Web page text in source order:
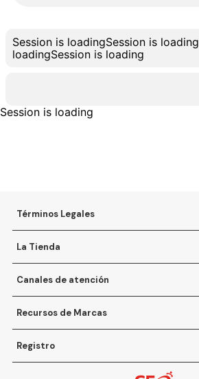
Session is loadingSession is loading
loadingSession is loading
Session is loading
Términos Legales
La Tienda
Canales de atención
Recursos de Marcas
Registro